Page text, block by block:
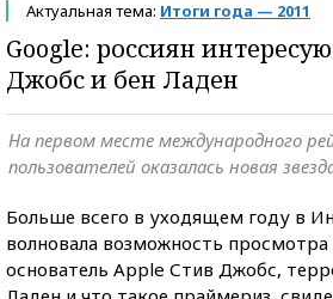
Актуальная тема: Итоги года — 2011
Google: россиян
Джобс и бен Ладен
На первом месте международного
пользователей оказалась новая
Больше всего в уходящем году в
волновала возможность просмотра
основатель Apple Стив Джобс,